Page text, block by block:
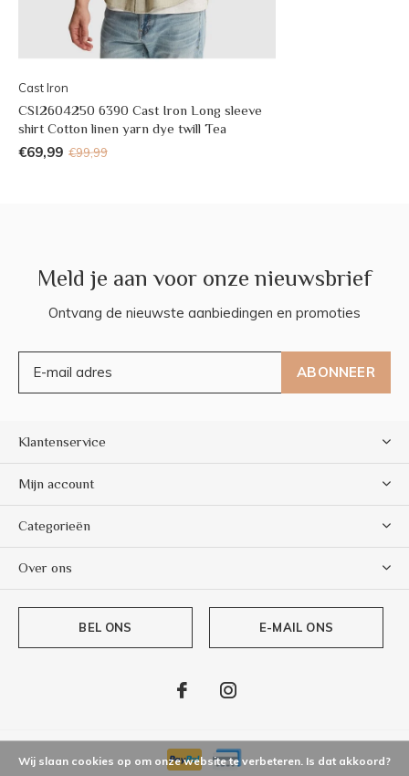
Cast Iron
CSI2604250 6390 Cast Iron Long sleeve
shirt Cotton linen yarn dye twill Tea
€69,99 €99,99
Meld je aan voor onze nieuwsbrief
Ontvang de nieuwste aanbiedingen en promoties
ABONNEER
Klantenservice
Mijn account
Categorieën
Over ons
BEL ONS E-MAIL ONS
Wij slaan cookies op om onze website te verbeteren. Is dat akkoord?